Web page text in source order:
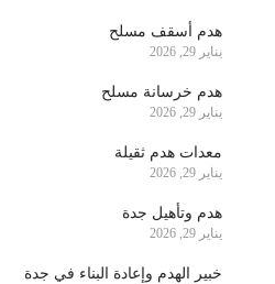
هدم أسقف مسلح
يناير 29, 2026
هدم خرسانة مسلح
يناير 29, 2026
معدات هدم ثقيلة
يناير 29, 2026
هدم وتأهيل جدة
يناير 29, 2026
خبير الهدم وإعادة البناء في جدة